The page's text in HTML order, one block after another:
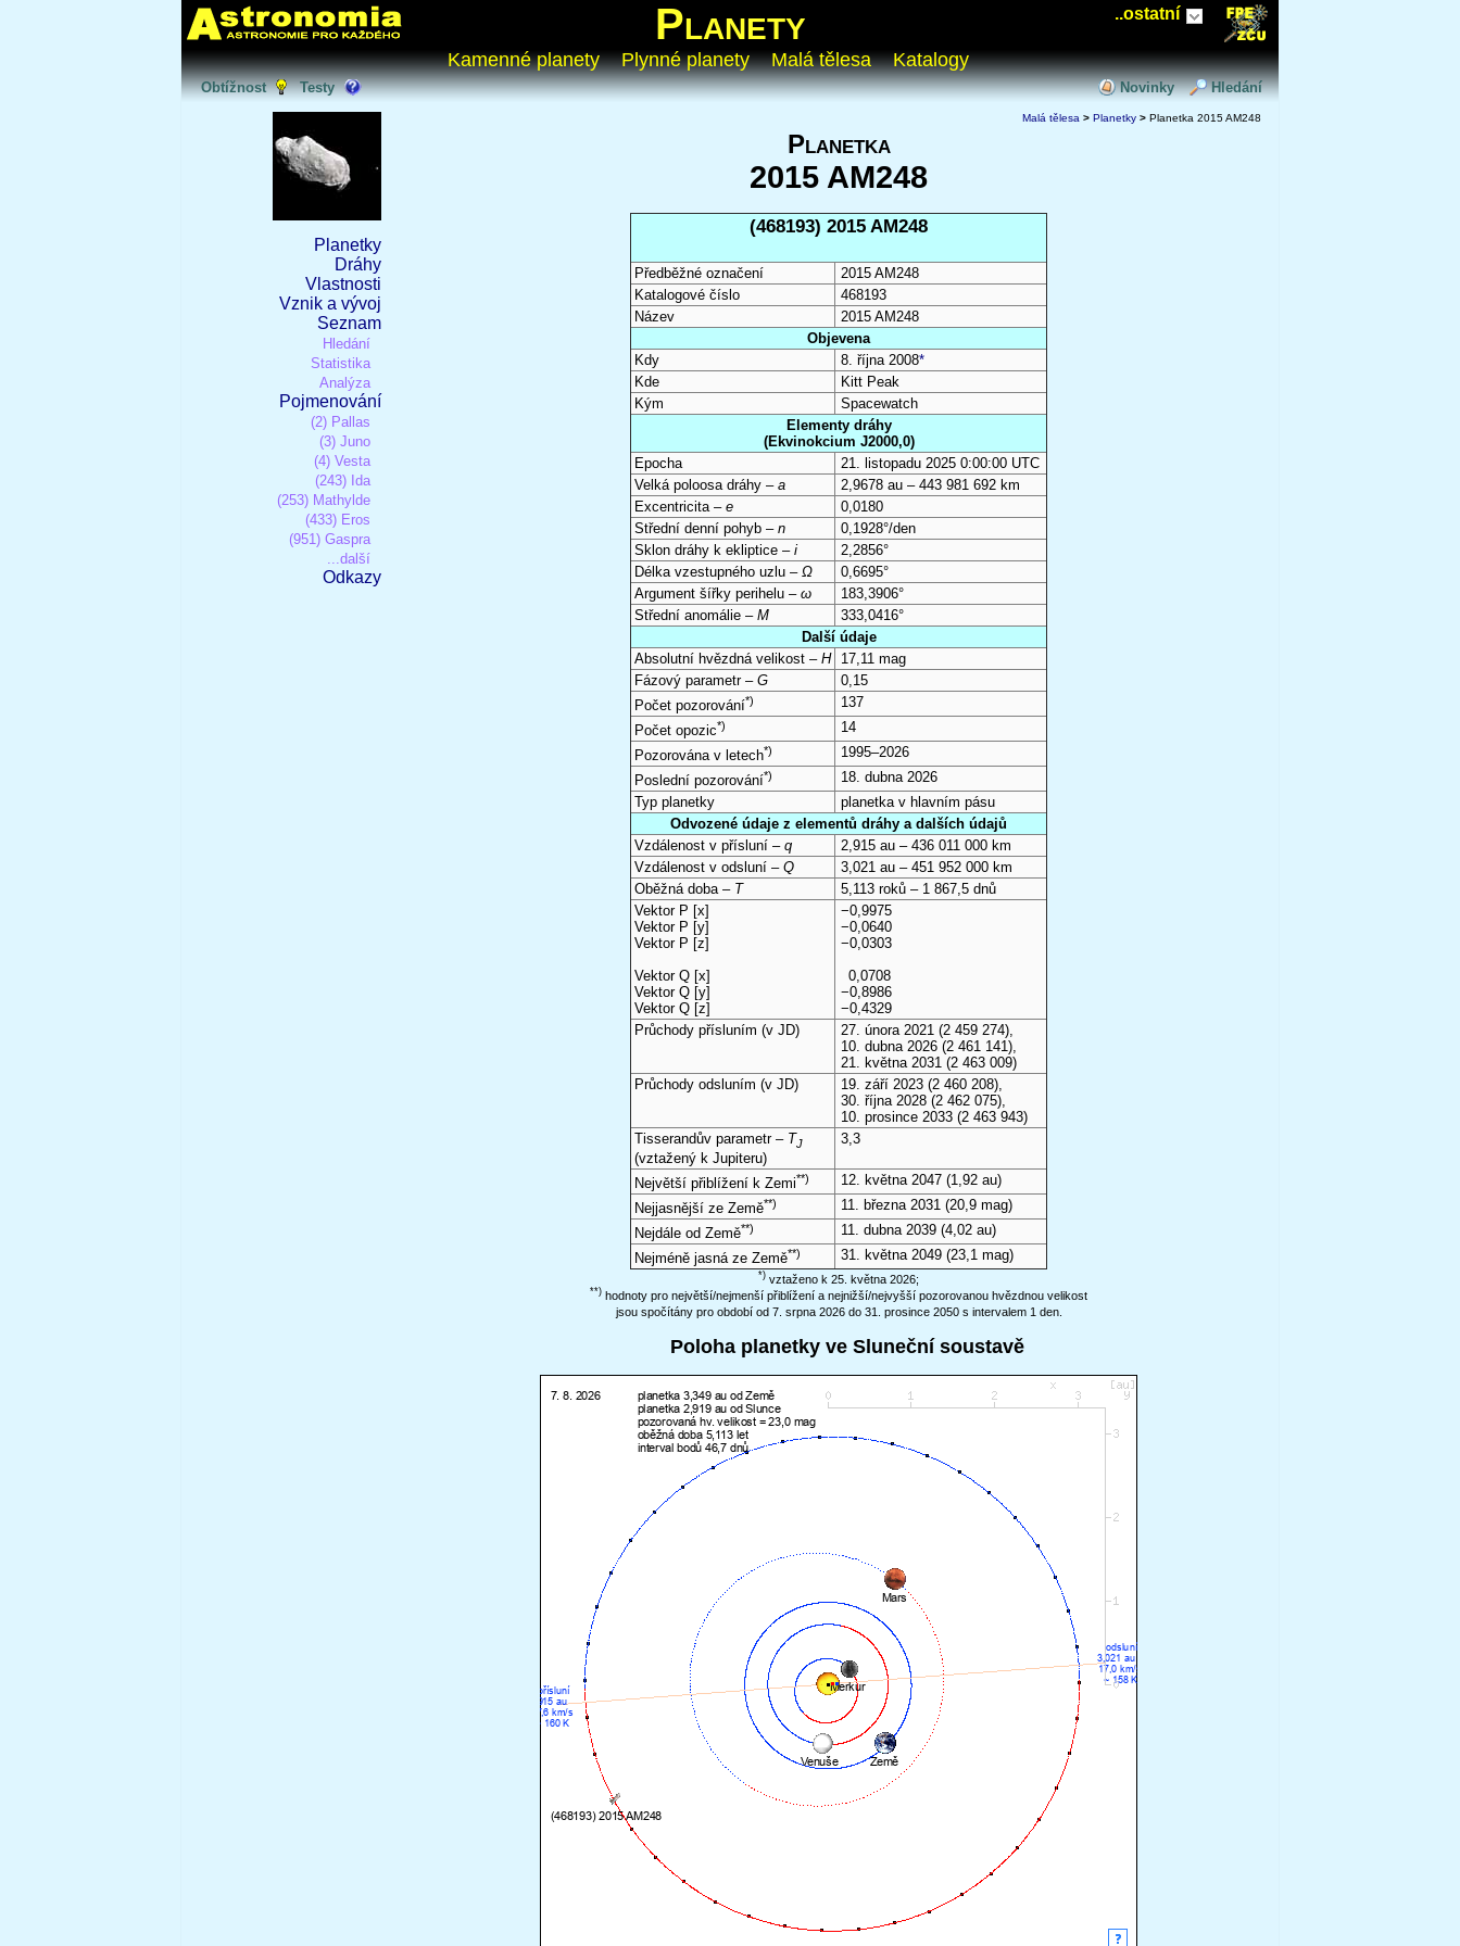
..ostatní
Planety
Kamenné planety Plynné planety Malá tělesa Katalogy
Obtížnost Testy Novinky Hledání
Planetky
Dráhy
Vlastnosti
Vznik a vývoj
Seznam
Hledání
Statistika
Analýza
Pojmenování
(2) Pallas
(3) Juno
(4) Vesta
(243) Ida
(253) Mathylde
(433) Eros
(951) Gaspra
...další
Odkazy
Malá tělesa > Planetky > Planetka 2015 AM248
Planetka
2015 AM248
(468193) 2015 AM248
Předběžné označení
2015 AM248
Katalogové číslo
468193
Název
2015 AM248
Objevena
Kdy
8. října 2008*
Kde
Kitt Peak
Kým
Spacewatch
Elementy dráhy
(Ekvinokcium J2000,0)
Epocha
21. listopadu 2025 0:00:00 UTC
Velká poloosa dráhy – a
2,9678 au – 443 981 692 km
Excentricita – e
0,0180
Střední denní pohyb – n
0,1928°/den
Sklon dráhy k ekliptice – i
2,2856°
Délka vzestupného uzlu – Ω
0,6695°
Argument šířky perihelu – ω
183,3906°
Střední anomálie – M
333,0416°
Další údaje
Absolutní hvězdná velikost – H
17,11 mag
Fázový parametr – G
0,15
Počet pozorování*)
137
Počet opozic*)
14
Pozorována v letech*)
1995–2026
Poslední pozorování*)
18. dubna 2026
Typ planetky
planetka v hlavním pásu
Odvozené údaje z elementů dráhy a dalších údajů
Vzdálenost v přísluní – q
2,915 au – 436 011 000 km
Vzdálenost v odsluní – Q
3,021 au – 451 952 000 km
Oběžná doba – T
5,113 roků – 1 867,5 dnů
Vektor P [x]
Vektor P [y]
Vektor P [z]
Vektor Q [x]
Vektor Q [y]
Vektor Q [z]
−0,9975
−0,0640
−0,0303
0,0708
−0,8986
−0,4329
Průchody přísluním (v JD) 27. února 2021 (2 459 274),
10. dubna 2026 (2 461 141),
21. května 2031 (2 463 009)
Průchody odsluním (v JD) 19. září 2023 (2 460 208),
30. října 2028 (2 462 075),
10. prosince 2033 (2 463 943)
Tisserandův parametr – TJ
(vztažený k Jupiteru)
3,3
Největší přiblížení k Zemi**) 12. května 2047 (1,92 au)
Nejjasnější ze Země**) 11. března 2031 (20,9 mag)
Nejdále od Země**) 11. dubna 2039 (4,02 au)
Nejméně jasná ze Země**) 31. května 2049 (23,1 mag)
*) vztaženo k 25. května 2026;
**) hodnoty pro největší/nejmenší přiblížení a nejnižší/nejvyšší pozorovanou hvězdnou velikost
jsou spočítány pro období od 7. srpna 2026 do 31. prosince 2050 s intervalem 1 den.
Poloha planetky ve Sluneční soustavě